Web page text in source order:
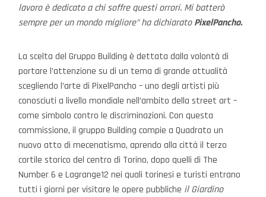
lavoro è dedicato a chi soffre questi orrori. Mi batterò
sempre per un mondo migliore” ha dichiaratoPixelPancho.
La scelta del Gruppo Building è dettata dalla volontà di
portare l’attenzione su di un tema di grande attualità
scegliendo l’arte di PixelPancho – uno degli artisti più
conosciuti a livello mondiale nell’ambito della street art –
come simbolo contro le discriminazioni. Con questa
commissione, il gruppo Building compie a Quadrato un
nuovo atto di mecenatismo, aprendo alla città il terzo
cortile storico del centro di Torino, dopo quelli di The
Number 6 e Lagrange12 nei quali torinesi e turisti entrano
tutti i giorni per visitare le opere pubbliche il Giardino